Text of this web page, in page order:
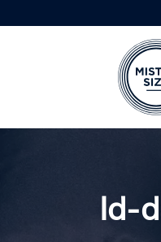
Id-